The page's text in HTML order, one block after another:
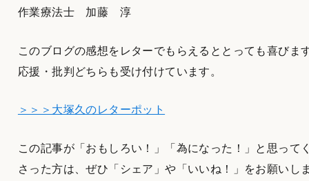
作業療法士 加藤 淳
このブログの感想をレターでもらえるととっても喜びま
応援・批判どちらも受け付けています。
＞＞＞大塚久のレターポット
この記事が「おもしろい！」「為になった！」と思って
さった方は、ぜひ「シェア」や「いいね！」をお願いし